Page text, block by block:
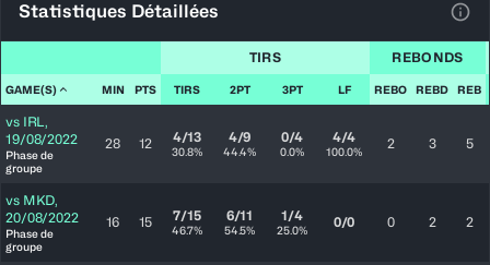
Statistiques Détaillées
TIRS REBONDS
GAME(S) MIN PTS TIRS 2PT 3PT LF REBO REBD REB
vs IRL,
19/08/2022
Phase de
groupe
28 12 4/13
30.8%
4/9
44.4%
0/4
0.0%
4/4
100.0% 2 3 5
vs MKD,
20/08/2022
Phase de
groupe
16 15 7/15
46.7%
6/11
54.5%
1/4
25.0% 0/0 0 2 2